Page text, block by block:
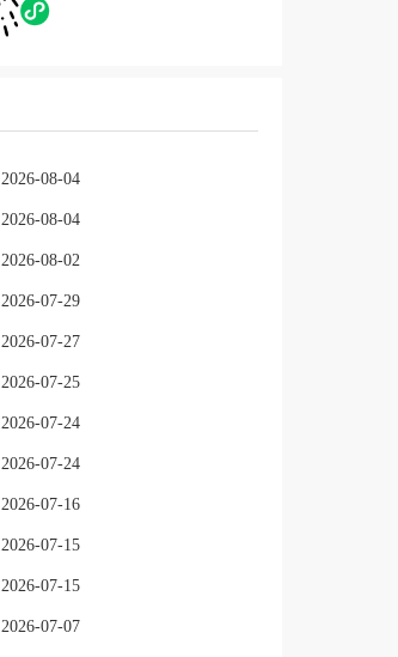
2026-08-04
2026-08-04
2026-08-02
2026-07-29
2026-07-27
2026-07-25
2026-07-24
2026-07-24
2026-07-16
2026-07-15
2026-07-15
2026-07-07